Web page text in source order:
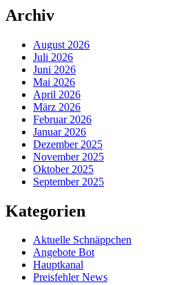
Archiv
August 2026
Juli 2026
Juni 2026
Mai 2026
April 2026
März 2026
Februar 2026
Januar 2026
Dezember 2025
November 2025
Oktober 2025
September 2025
Kategorien
Aktuelle Schnäppchen
Angebote Bot
Hauptkanal
Preisfehler News